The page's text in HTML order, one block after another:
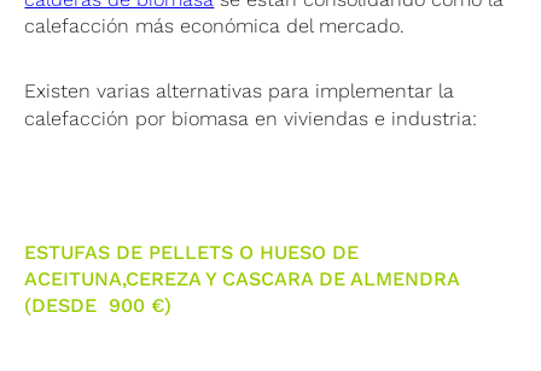
calefacción más económica del mercado.
Existen varias alternativas para implementar la
calefacción por biomasa en viviendas e industria:
ESTUFAS DE PELLETS O HUESO DE
ACEITUNA,CEREZA Y CASCARA DE ALMENDRA
(DESDE 900 €)